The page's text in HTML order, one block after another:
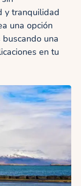
y tranquilidad
una opción
una
en tu